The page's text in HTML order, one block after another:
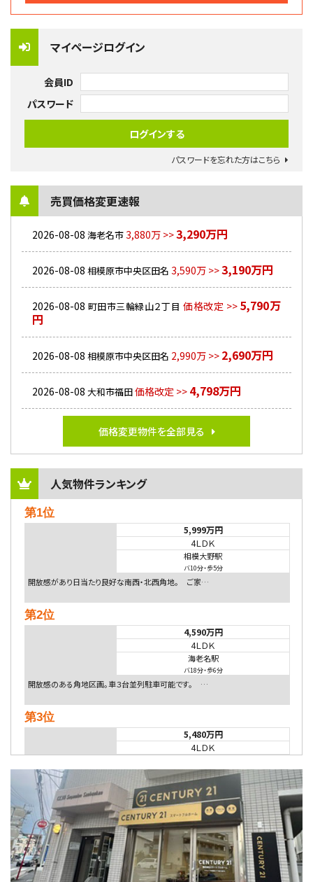
マイページログイン
会員ID
パスワード
パスワードを忘れた方はこちら
売買価格変更速報
2026-08-08 海老名市3,880万 >>3,290万円
2026-08-08 相模原市中央区田名 3,590万 >>3,190万円
2026-08-08 町田市三輪緑山２丁目 価格改定 >> 5,790万
円
2026-08-08 相模原市中央区田名 2,990万 >> 2,690万円
2026-08-08 大和市福田価格改定 >> 4,798万円
価格変更物件を全部見る
人気物件ランキング
第1位
5,999万円
4ＬＤＫ
相模大野駅
バ10分・歩5分
開放感があり日当たり良好な南西・北西角地。 ご家…
第2位
4,590万円
4ＬＤＫ
海老名駅
バ18分・歩6分
開放感のある角地区画。車３台並列駐車可能です。 …
第3位
5,480万円
4ＬＤＫ
バ9分・歩4分
２０１５年６月築、積水ハウス施工住宅です。 南東…
第4位
4,080万円
4ＬＤＫ
淵野辺駅
歩17分